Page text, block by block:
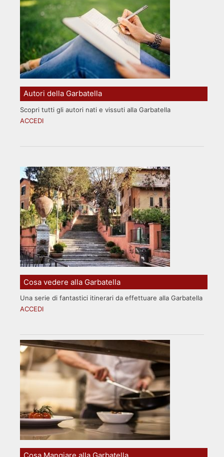
Autori della Garbatella
Scopri tutti gli autori nati e vissuti alla Garbatella
ACCEDI
Cosa vedere alla Garbatella
Una serie di fantastici itinerari da effettuare alla Garbatella
ACCEDI